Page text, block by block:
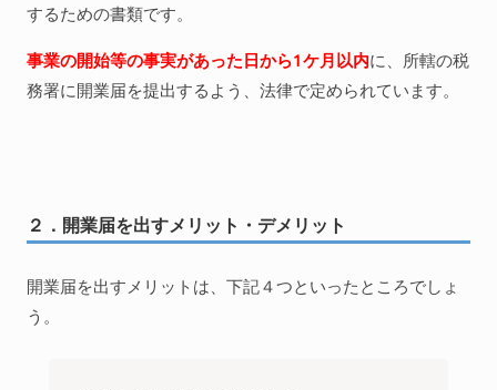
するための書類です。
事業の開始等の事実があった日から1ケ月以内に、所轄の税
務署に開業届を提出するよう、法律で定められています。
２．開業届を出すメリット・デメリット
開業届を出すメリットは、下記４つといったところでしょ
う。